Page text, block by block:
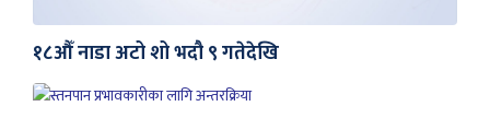
१८औँ नाडा अटो शो भदौ ९ गतेदेखि